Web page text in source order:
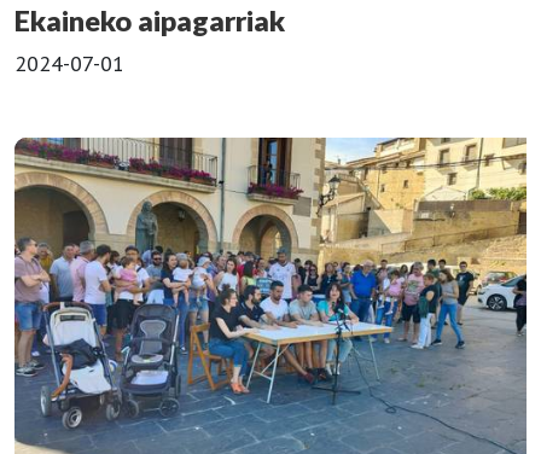
Ekaineko aipagarriak
2024-07-01